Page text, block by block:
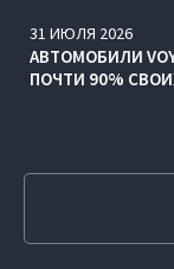
31 ИЮЛЯ 2026
АВТОМОБИЛИ
ПОЧТИ 90%